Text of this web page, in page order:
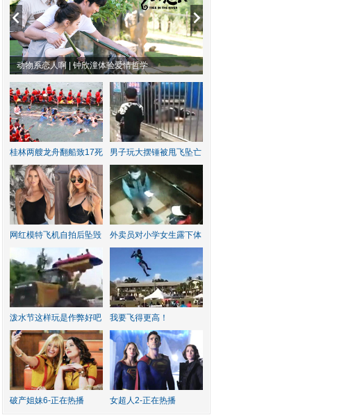
动物系恋人啊 | 钟欣潼体验爱情哲学
桂林两艘龙舟翻船致17死 男子玩大摆锤被甩飞坠亡
网红模特飞机自拍后坠毁 外卖员对小学女生露下体
泼水节这样玩是作弊好吧 我要飞得更高！
破产姐妹6-正在热播 女超人2-正在热播